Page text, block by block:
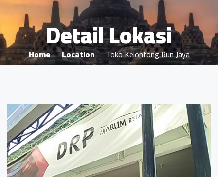
Detail Lokasi
Home Location Toko Kelontong Run Jaya